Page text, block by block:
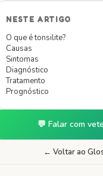
NESTE ARTIGO
O que é tonsilite?
Causas
Sintomas
Diagnóstico
Tratamento
Prognóstico
💬 Falar com
← Voltar ao